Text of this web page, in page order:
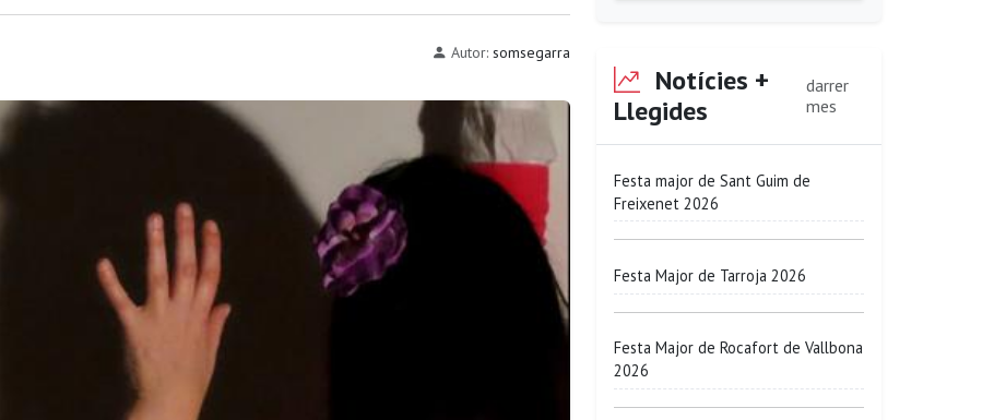
Autor: somsegarra
Notícies +
Llegides
darrer
mes
Festa major de Sant Guim de
Freixenet 2026
Festa Major de Tarroja 2026
Festa Major de Rocafort de Vallbona
2026